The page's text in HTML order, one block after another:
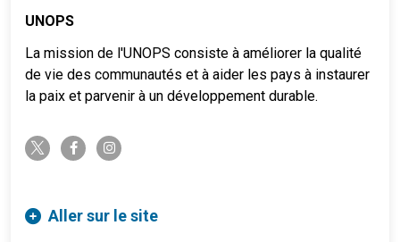
UNOPS
La mission de l'UNOPS consiste à améliorer la qualité
de vie des communautés et à aider les pays à instaurer
la paix et parvenir à un développement durable.
twitter-x facebook-finstagram
Aller sur le site